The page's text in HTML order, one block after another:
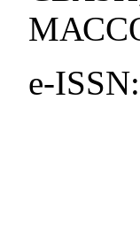
e-